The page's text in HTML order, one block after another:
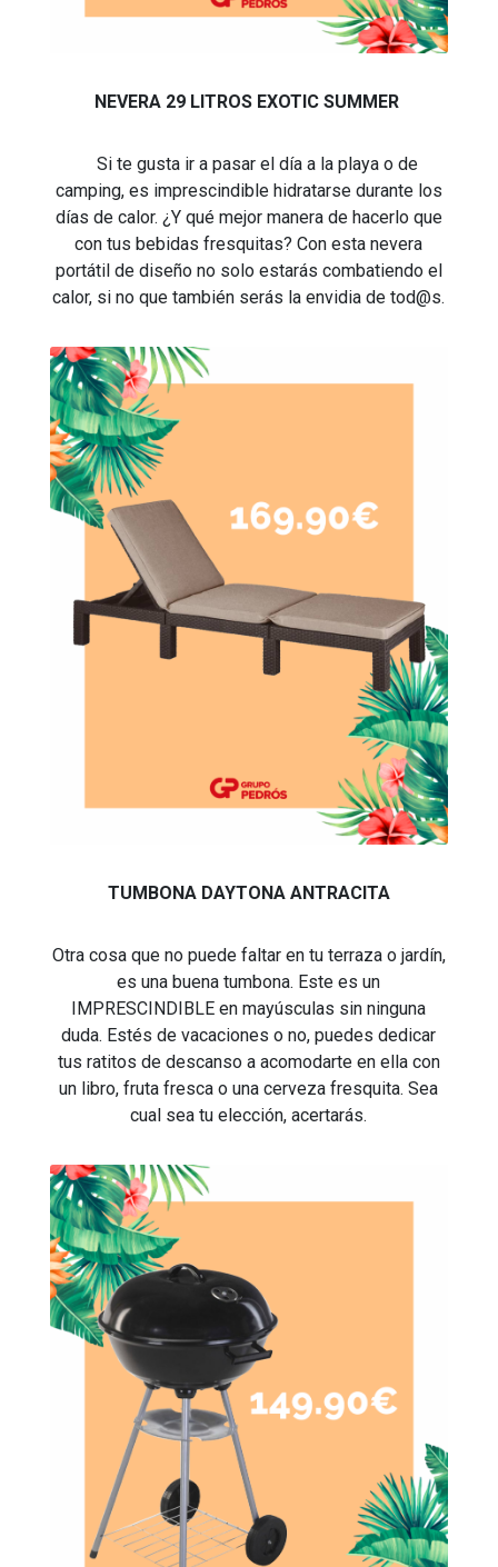
NEVERA 29 LITROS EXOTIC SUMMER
Si te gusta ir a pasar el día a la playa o de
camping, es imprescindible hidratarse durante los
días de calor. ¿Y qué mejor manera de hacerlo que
con tus bebidas fresquitas? Con esta nevera
portátil de diseño no solo estarás combatiendo el
calor, si no que también serás la envidia de tod@s.
TUMBONA DAYTONA ANTRACITA
Otra cosa que no puede faltar en tu terraza o jardín,
es una buena tumbona. Este es un
IMPRESCINDIBLE en mayúsculas sin ninguna
duda. Estés de vacaciones o no, puedes dedicar
tus ratitos de descanso a acomodarte en ella con
un libro, fruta fresca o una cerveza fresquita. Sea
cual sea tu elección, acertarás.